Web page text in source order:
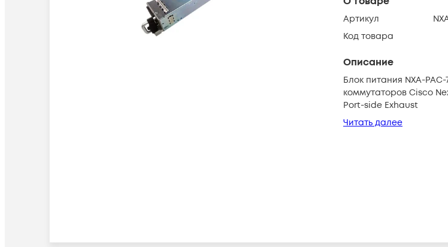
Артикул
Код товара
Описание
Блок питания NXA-PAC-
коммутаторов Cisco
Port-side Exhaust
Читать далее